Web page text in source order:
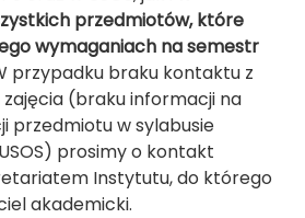
przedmiotów, które
wymaganiach na semestr
przypadku braku kontaktu z
(braku informacji na
przedmiotu w sylabusie
prosimy o kontakt
Instytutu, do którego
akademicki.